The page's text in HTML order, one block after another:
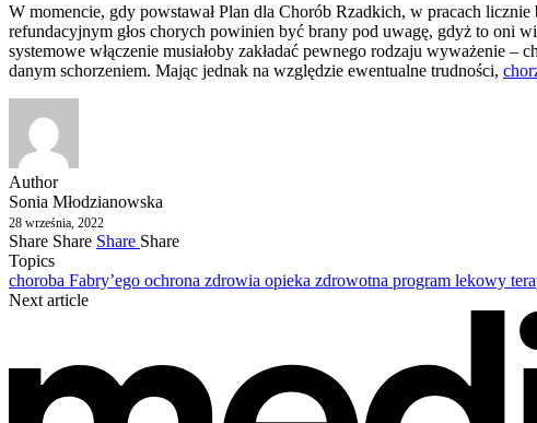
W momencie, gdy powstawał Plan dla Chorób Rzadkich, w pracach
refundacyjnym głos chorych powinien być brany pod uwagę, gdyż to oni
systemowe włączenie musiałoby zakładać pewnego rodzaju wyważenie
danym schorzeniem. Mając jednak na względzie ewentualne trudności,
Author
Sonia Młodzianowska
28 września, 2022
Share Share Share Share
Topics
choroba Fabry’ego ochrona zdrowia opieka zdrowotna program lekowy
Next article